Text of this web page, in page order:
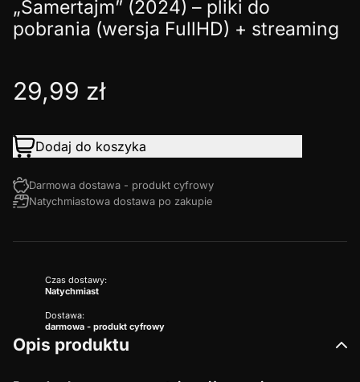
„Samertajm” (2024) – pliki do
pobrania (wersja FullHD) + streaming
29,99 zł
Dodaj do koszyka
Darmowa dostawa - produkt cyfrowy
Natychmiastowa dostawa po zakupie
Czas dostawy:
Natychmiast
Dostawa:
darmowa - produkt cyfrowy
Opis produktu